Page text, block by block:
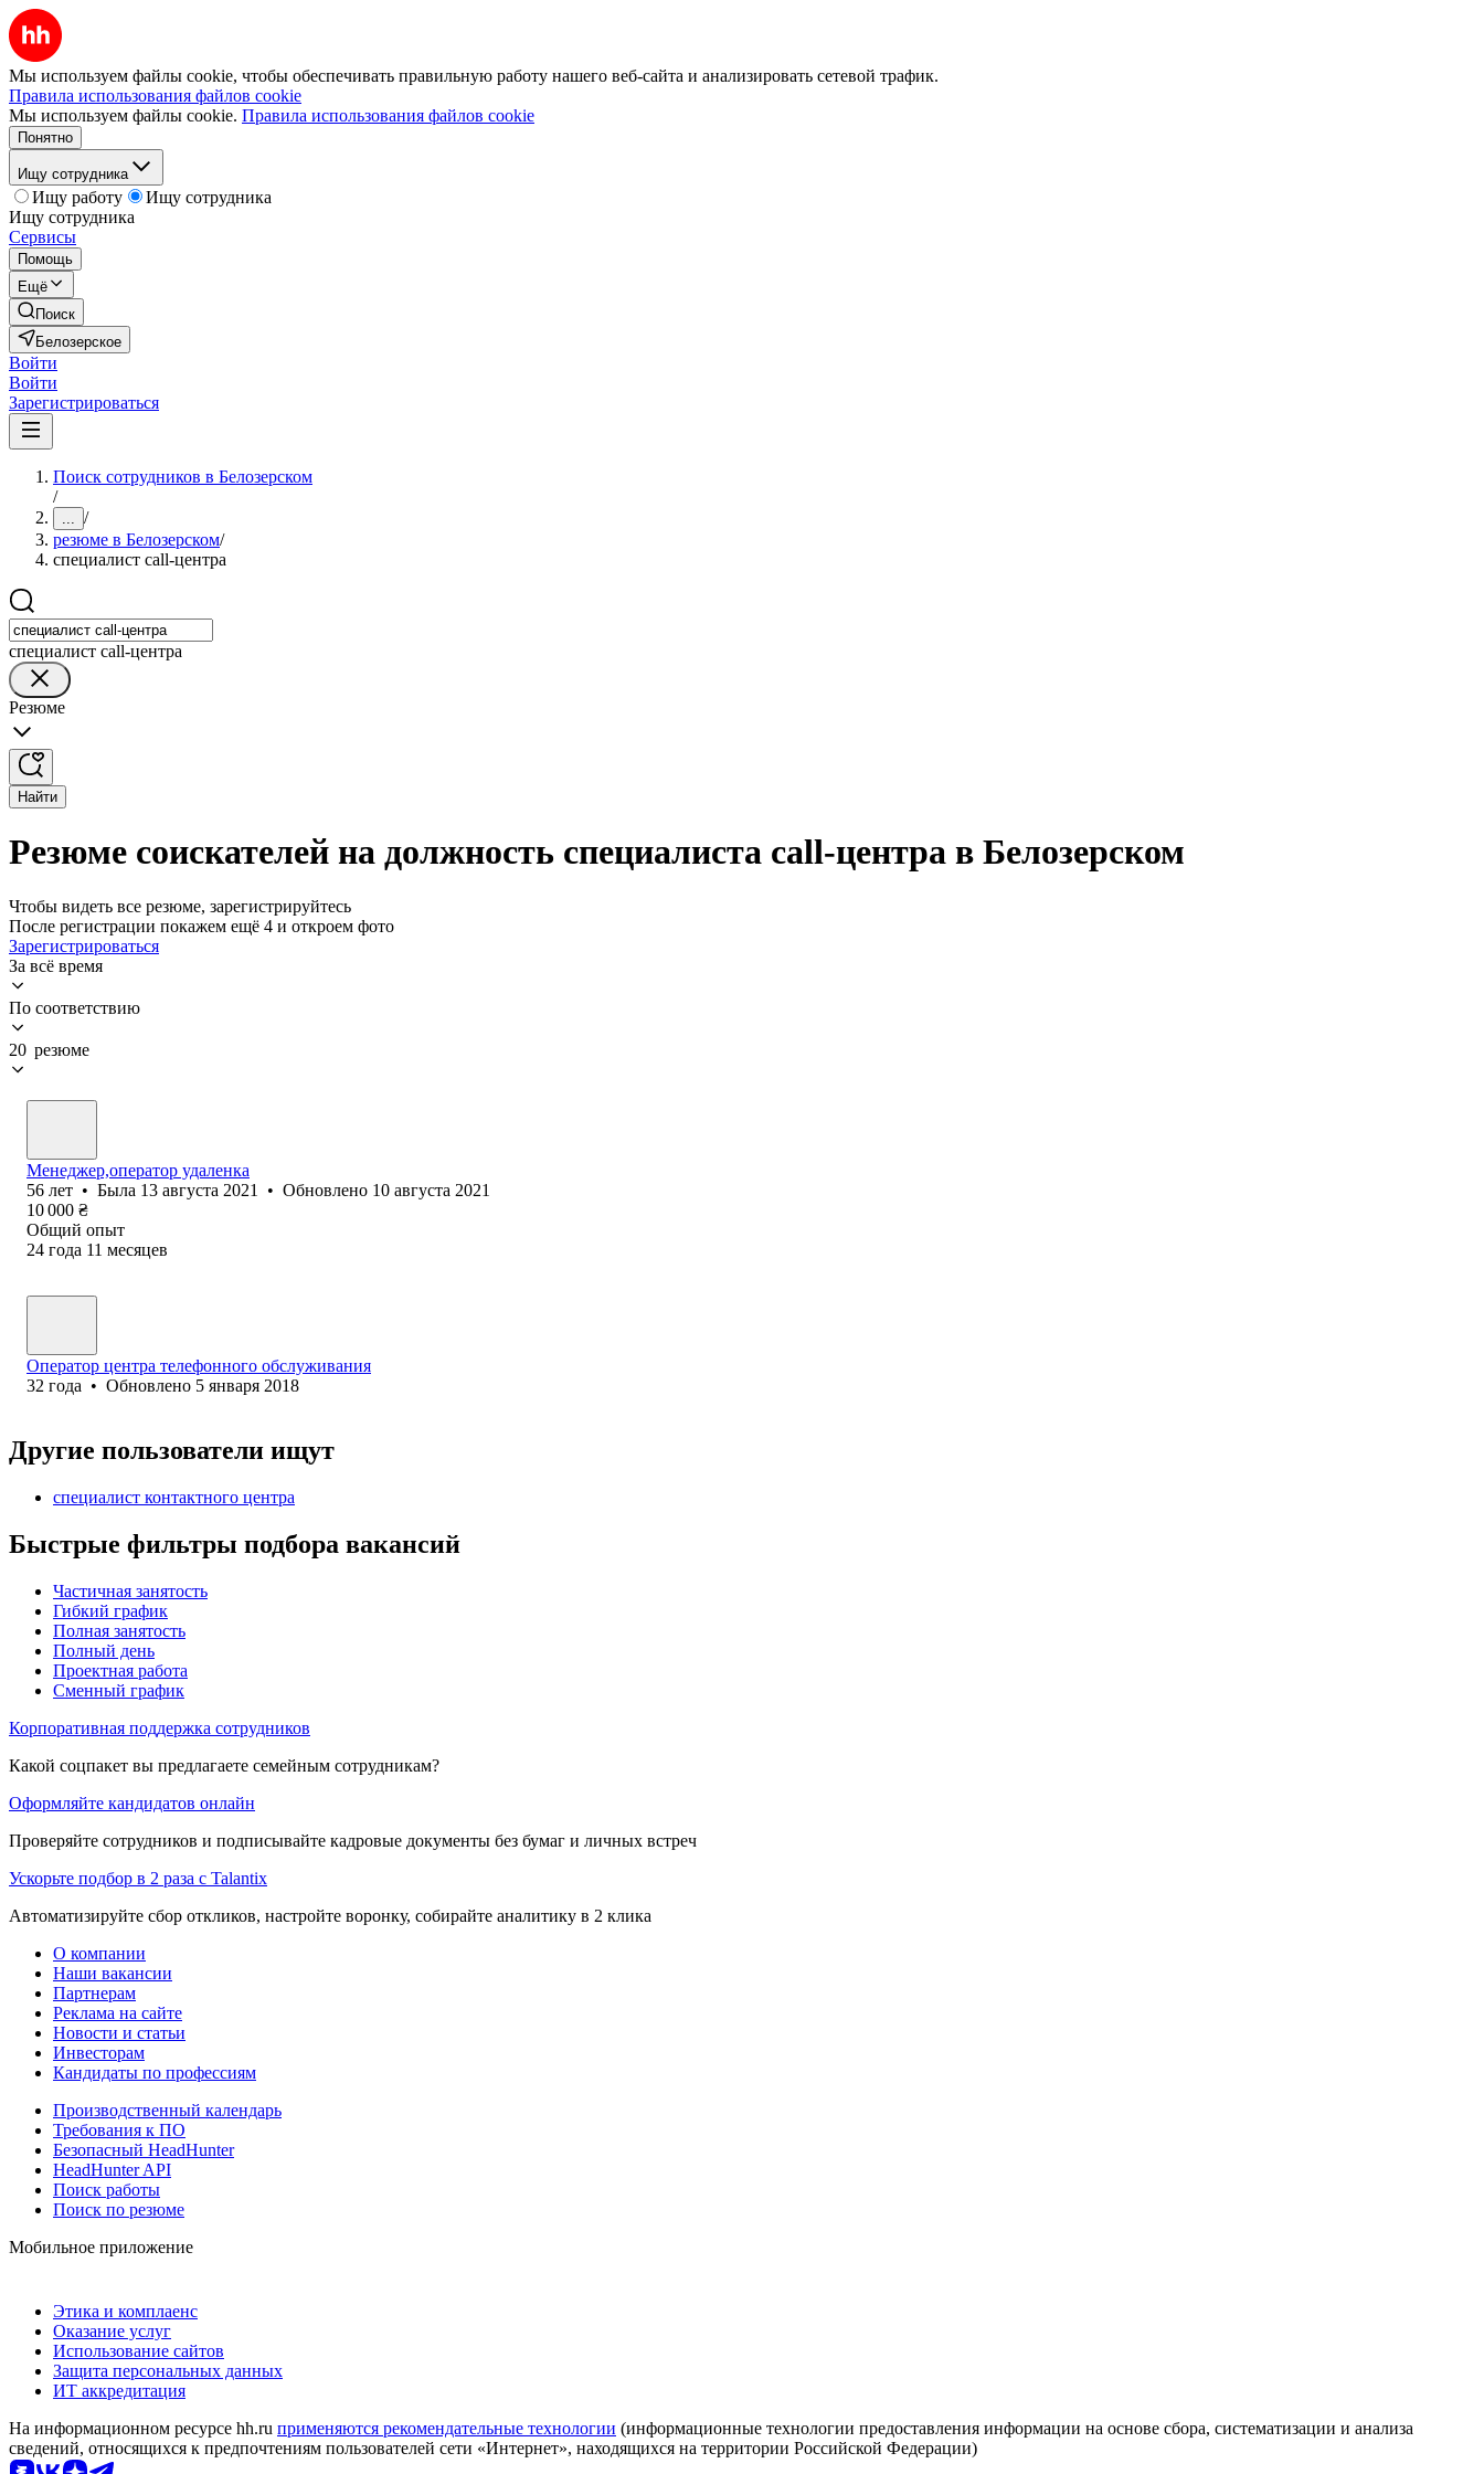
Мы используем файлы cookie, чтобы обеспечивать правильную работу нашего веб-сайта и анализировать сетевой трафик.
Правила использования файлов cookie
Мы используем файлы cookie. Правила использования файлов cookie
Понятно
Ищу сотрудника
Ищу работу
Ищу сотрудника
Ищу сотрудника
Сервисы
Помощь
Ещё
Поиск
Белозерское
Войти
Войти
Зарегистрироваться
Поиск сотрудников в Белозерском
/
... /
резюме в Белозерском/
специалист call-центра
специалист call-центра
Резюме
Найти
Резюме соискателей на должность специалиста call-центра в Белозерском
Чтобы видеть все резюме, зарегистрируйтесь
После регистрации покажем ещё 4 и откроем фото
Зарегистрироваться
За всё время
По соответствию
20 резюме
Менеджер,оператор удаленка
56 лет • Была 13 августа 2021 • Обновлено 10 августа 2021
10 000 ₴
Общий опыт
24 года 11 месяцев
Оператор центра телефонного обслуживания
32 года • Обновлено 5 января 2018
Другие пользователи ищут
специалист контактного центра
Быстрые фильтры подбора вакансий
Частичная занятость
Гибкий график
Полная занятость
Полный день
Проектная работа
Сменный график
Корпоративная поддержка сотрудников
Какой соцпакет вы предлагаете семейным сотрудникам?
Оформляйте кандидатов онлайн
Проверяйте сотрудников и подписывайте кадровые документы без бумаг и личных встреч
Ускорьте подбор в 2 раза с Talantix
Автоматизируйте сбор откликов, настройте воронку, собирайте аналитику в 2 клика
О компании
Наши вакансии
Партнерам
Реклама на сайте
Новости и статьи
Инвесторам
Кандидаты по профессиям
Производственный календарь
Требования к ПО
Безопасный HeadHunter
HeadHunter API
Поиск работы
Поиск по резюме
Мобильное приложение
Этика и комплаенс
Оказание услуг
Использование сайтов
Защита персональных данных
ИТ аккредитация
На информационном ресурсе hh.ru применяются рекомендательные технологии (информационные технологии предоставления информации на основе сбора, систематизации и анализа
сведений, относящихся к предпочтениям пользователей сети «Интернет», находящихся на территории Российской Федерации)